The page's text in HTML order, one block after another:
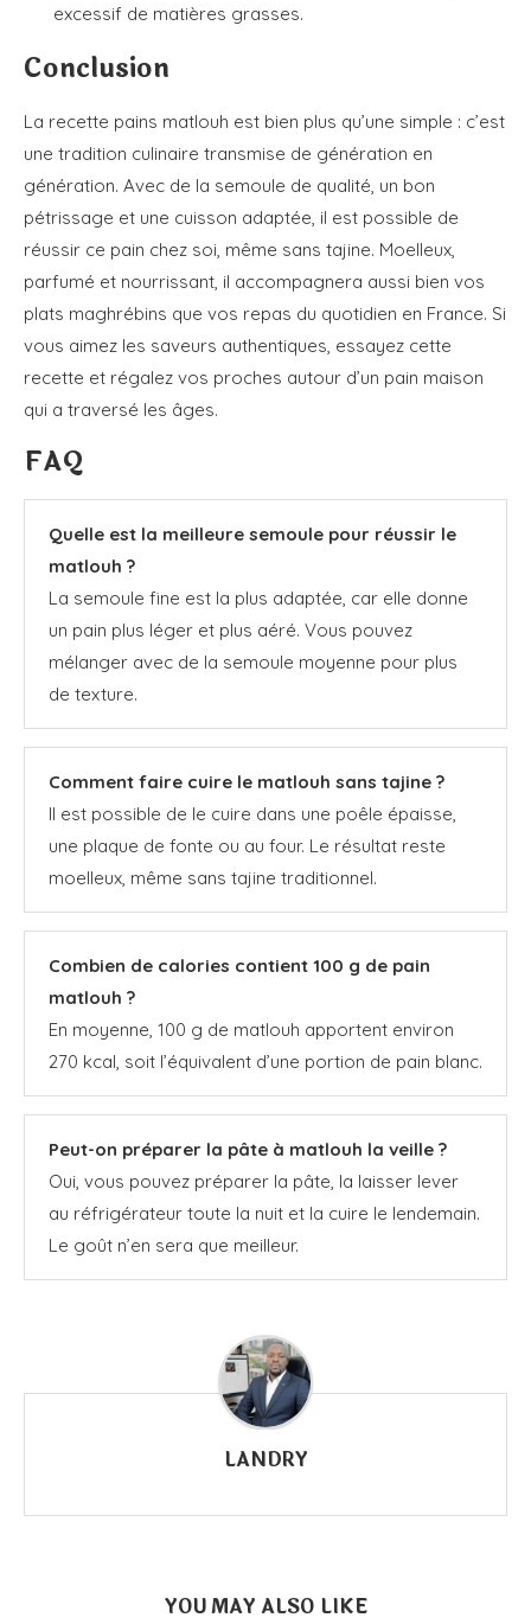
excessif de matières grasses.
Conclusion
La recette pains matlouh est bien plus qu’une simple : c’est
une tradition culinaire transmise de génération en
génération. Avec de la semoule de qualité, un bon
pétrissage et une cuisson adaptée, il est possible de
réussir ce pain chez soi, même sans tajine. Moelleux,
parfumé et nourrissant, il accompagnera aussi bien vos
plats maghrébins que vos repas du quotidien en France. Si
vous aimez les saveurs authentiques, essayez cette
recette et régalez vos proches autour d’un pain maison
qui a traversé les âges.
FAQ
Quelle est la meilleure semoule pour réussir le
matlouh ?
La semoule fine est la plus adaptée, car elle donne
un pain plus léger et plus aéré. Vous pouvez
mélanger avec de la semoule moyenne pour plus
de texture.
Comment faire cuire le matlouh sans tajine ?
Il est possible de le cuire dans une poêle épaisse,
une plaque de fonte ou au four. Le résultat reste
moelleux, même sans tajine traditionnel.
Combien de calories contient 100 g de pain
matlouh ?
En moyenne, 100 g de matlouh apportent environ
270 kcal, soit l’équivalent d’une portion de pain blanc.
Peut-on préparer la pâte à matlouh la veille ?
Oui, vous pouvez préparer la pâte, la laisser lever
au réfrigérateur toute la nuit et la cuire le lendemain.
Le goût n’en sera que meilleur.
LANDRY
YOU MAY ALSO LIKE